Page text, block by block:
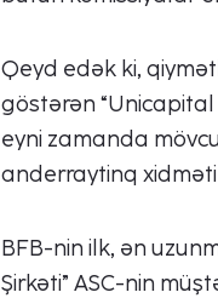
Qeyd edək ki,
göstərən
eyni zamanda
anderraytinq
BFB-nin ilk, ən
Şirkəti” ASC-nin